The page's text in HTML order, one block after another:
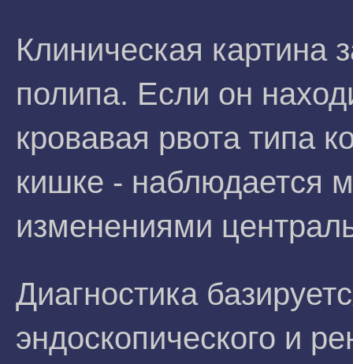
Клиническая картина
полипа. Если он
кровавая рвота типа
кишке - наблюдается
изменениями
Диагностика
эндоскопического и